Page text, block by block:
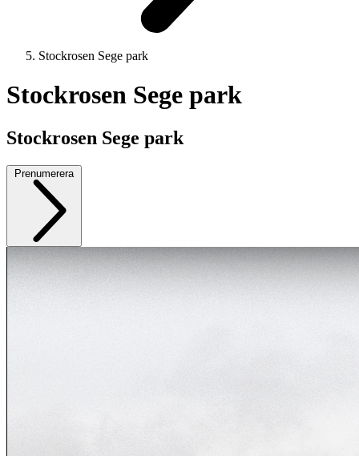
Stockrosen Sege park
Stockrosen Sege park
Stockrosen Sege park
Prenumerera